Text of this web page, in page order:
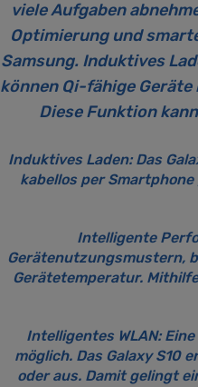
viele Aufgaben
Optimierung und
Samsung. Induktives
können Qi-fähige Geräte
Diese Funktion
Induktives Laden:Das
kabellos per
Intelligente
Gerätenutzungsmustern,
Gerätetemperatur.
Intelligentes WLAN:Eine
möglich. Das Galaxy S10
oder aus. Damit gelingt